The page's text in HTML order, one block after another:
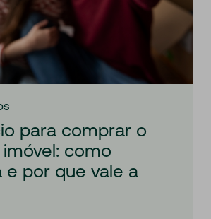
para comprar o
como
e por que vale a